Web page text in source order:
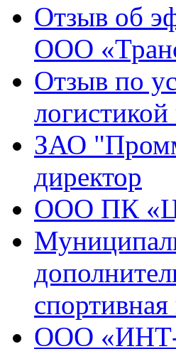
Отзыв об
ООО
Отзыв по
ЗАО
директор
ООО ПК
ООО